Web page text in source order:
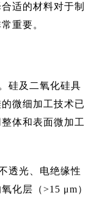
适的材料对于制
重要。
硅及二氧化硅具
微细加工技术已
体和表面微加工
透光、电绝缘性
化层（>15 μm）